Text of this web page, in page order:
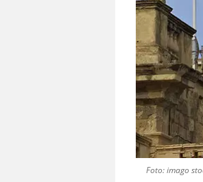
Foto: imago